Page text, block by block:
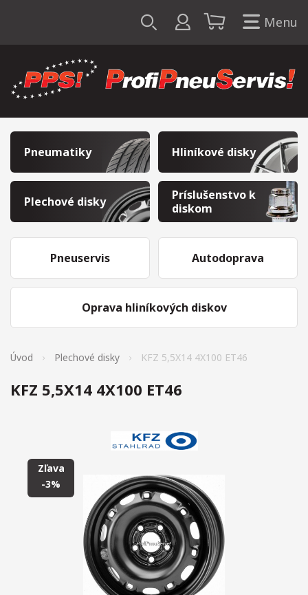
Menu
Pneumatiky Hliníkové disky
Plechové disky
Príslušenstvo k
diskom
Pneuservis
Oprava hliníkových diskov
Autodoprava
Úvod Plechové disky KFZ 5,5X14 4X100 ET46
KFZ 5,5X14 4X100 ET46
Zľava
-3%